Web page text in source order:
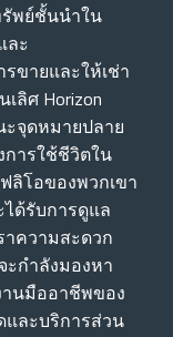
รัพย์ชั้นนําใน
ละ
ขายและให้เช่า
ลิศ Horizon
ะจุดหมายปลาย
ารใช้ชีวิตใน
ลิโอของพวกเขา
ด้รับการดูแล
ความสะดวก
กําลังมองหา
นมืออาชีพของ
และบริการส่วน